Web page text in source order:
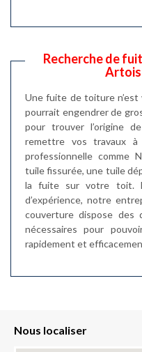
Recherche de
Une fuite de toiture n’est
pourrait engendrer de
pour trouver l’origine
remettre vos travaux
professionnelle comme
tuile fissurée, une tuile
la fuite sur votre toit.
d’expérience, notre
couverture dispose des
nécessaires pour
rapidement et
Nous localiser